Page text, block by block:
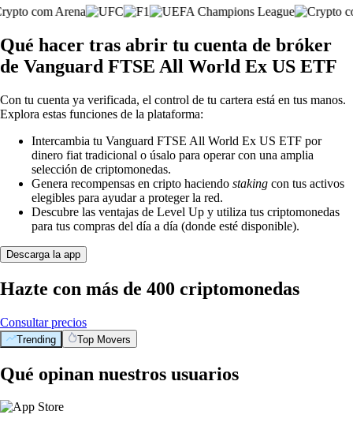
Qué hacer tras abrir tu cuenta de bróker
de Vanguard FTSE All World Ex US ETF
Con tu cuenta ya verificada, el control de tu cartera está en tus manos.
Explora estas funciones de la plataforma:
Intercambia tu Vanguard FTSE All World Ex US ETF por
dinero fiat tradicional o úsalo para operar con una amplia
selección de criptomonedas.
Genera recompensas en cripto haciendo staking con tus activos
elegibles para ayudar a proteger la red.
Descubre las ventajas de Level Up y utiliza tus criptomonedas
para tus compras del día a día (donde esté disponible).
Descarga la app
Hazte con más de 400 criptomonedas
Consultar precios
Trending Top Movers
Qué opinan nuestros usuarios